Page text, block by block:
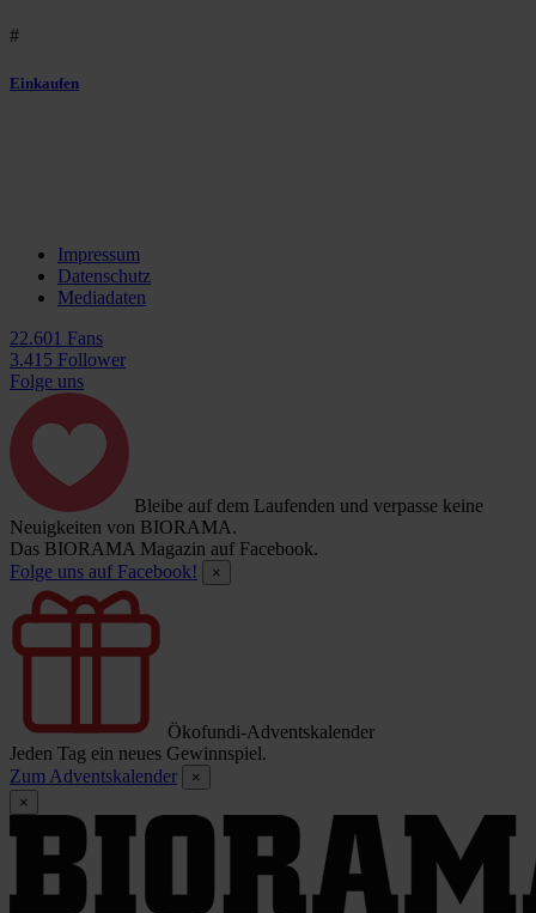
#
Einkaufen
Impressum
Datenschutz
Mediadaten
22.601 Fans
3.415 Follower
Folge uns
Bleibe auf dem Laufenden und verpasse keine
Neuigkeiten von BIORAMA.
Das BIORAMA Magazin auf Facebook.
Folge uns auf Facebook!
×
Ökofundi-Adventskalender
Jeden Tag ein neues Gewinnspiel.
Zum Adventskalender
×
×